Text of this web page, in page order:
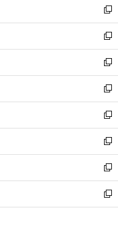
く
で
開
く
ィ
ン
ド
ウ
で
開
く
い
ウ
ィ
ン
ド
ウ
で
開
く
新
し
い
ウ
ィ
ン
ド
ウ
で
開
く
新
し
い
ウ
ィ
ン
ド
ウ
で
開
く
新
し
い
ウ
ィ
ン
ド
ウ
で
開
く
新
し
い
ウ
ィ
ン
ド
ウ
で
開
新
し
い
ウ
ィ
ン
ド
ウ
新
し
い
ウ
ィ
ン
新
し
い
ウ
新
し